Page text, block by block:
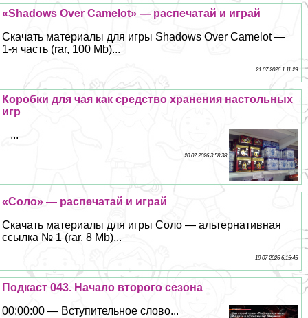
«Shadows Over Camelot» — распечатай и играй
Скачать материалы для игры Shadows Over Camelot —
1-я часть (rar, 100 Mb)...
21 07 2026 1:11:29
Коробки для чая как средство хранения настольных
игр
...
20 07 2026 3:58:38
«Соло» — распечатай и играй
Скачать материалы для игры Соло — альтернативная
ссылка № 1 (rar, 8 Mb)...
19 07 2026 6:15:45
Подкаст 043. Начало второго сезона
00:00:00 — Вступительное слово...